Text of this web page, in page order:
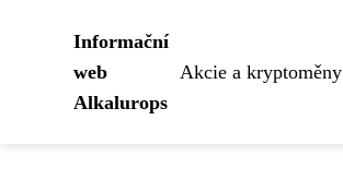
Informační
web
Alkalurops
Akcie a kryptoměny